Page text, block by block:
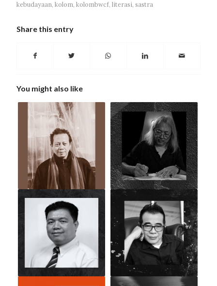
kebudayaan, kolom, kolombwcf, literasi, sastra
Share this entry
You might also like